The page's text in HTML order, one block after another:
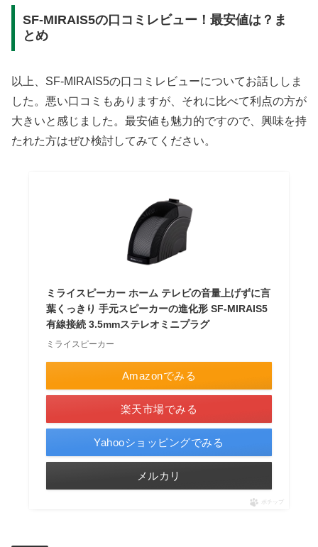
SF-MIRAIS5の口コミレビュー！最安値は？ま
とめ
以上、SF-MIRAIS5の口コミレビューについてお話ししま
した。悪い口コミもありますが、それに比べて利点の方が
大きいと感じました。最安値も魅力的ですので、興味を持
たれた方はぜひ検討してみてください。
ミライスピーカー ホーム テレビの音量上げずに言
葉くっきり 手元スピーカーの進化形 SF-MIRAIS5
有線接続 3.5mmステレオミニプラグ
ミライスピーカー
Amazonでみる
楽天市場でみる
Yahooショッピングでみる
メルカリ
ポチップ